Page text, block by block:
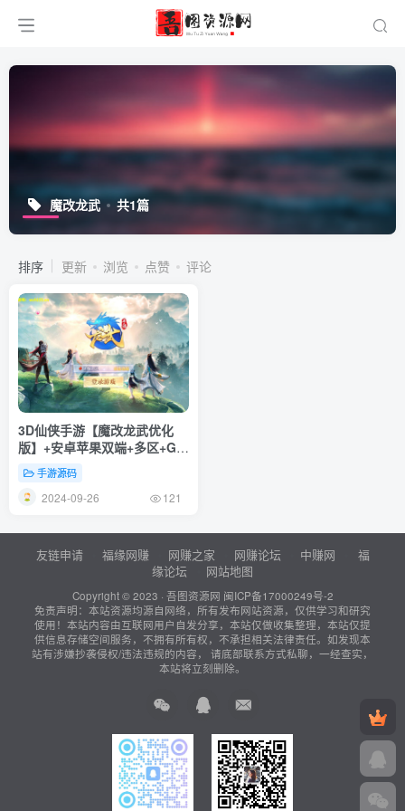
魔改龙武 共1篇
排序 更新 浏览 点赞 评论
3D仙侠手游【魔改龙武优化
版】+安卓苹果双端+多区+GM
授权后台+Win一键全自动修改
端+详细搭建教程
手游源码
2024-09-26 121
友链申请 福缘网赚 网赚之家 网赚论坛 中赚网
福
缘论坛
网站地图
Copyright © 2023 · 吾图资源网 闽ICP备17000249号-2
免责声明：本站资源均源自网络，所有发布网站资源，仅供学习和研究
使用！本站内容由互联网用户自发分享，本站仅做收集整理，本站仅提
供信息存储空间服务，不拥有所有权，不承担相关法律责任。如发现本
站有涉嫌抄袭侵权/违法违规的内容， 请底部联系方式私聊，一经查实，
本站将立刻删除。